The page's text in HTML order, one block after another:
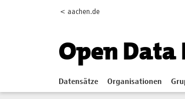
< aachen.de
Open Data
Datensätze Organisationen